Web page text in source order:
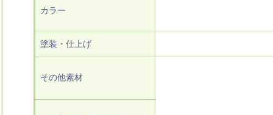
カラー
塗装・仕上げ
その他素材